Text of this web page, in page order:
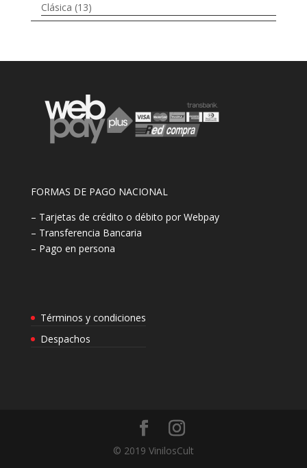
Clásica (13)
FORMAS DE PAGO NACIONAL
– Tarjetas de crédito o débito por Webpay
– Transferencia Bancaria
– Pago en persona
Términos y condiciones
Despachos
© 2019 VinilosCult